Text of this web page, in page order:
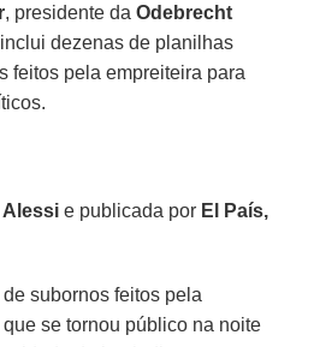
, presidente daOdebrecht
dezenas de planilhas
feitos pela empreiteira para
Alessi e publicada por El País,
subornos feitos pela
se tornou público na noite